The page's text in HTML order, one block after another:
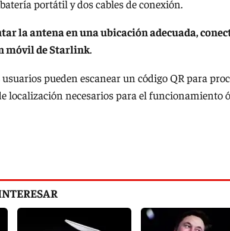
portátil y dos cables de conexión.
la antena en una ubicación adecuada,
móvil de Starlink.
usuarios pueden escanear un código QR para
localización necesarios para el funcionamiento